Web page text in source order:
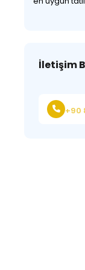
İletişim
+90